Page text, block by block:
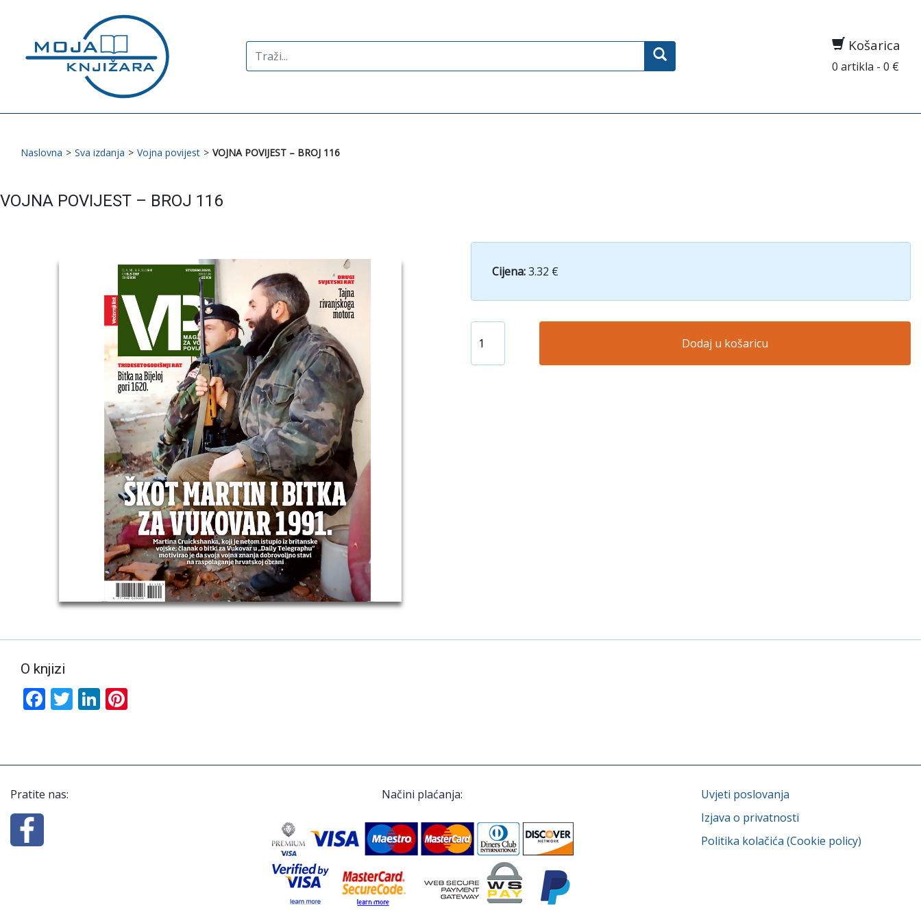
Search
for:
Košarica
0 artikla - 0 €
Naslovna > Sva izdanja > Vojna povijest > VOJNA POVIJEST – BROJ 116
VOJNA POVIJEST – BROJ 116
Cijena:3.32 €
Dodaj u košaricu
O knjizi
Facebook
TwitterLinkedIn
Pratite nas: Načini plaćanja:
Uvjeti poslovanja
Izjava o privatnosti
Politika kolačića (Cookie policy)